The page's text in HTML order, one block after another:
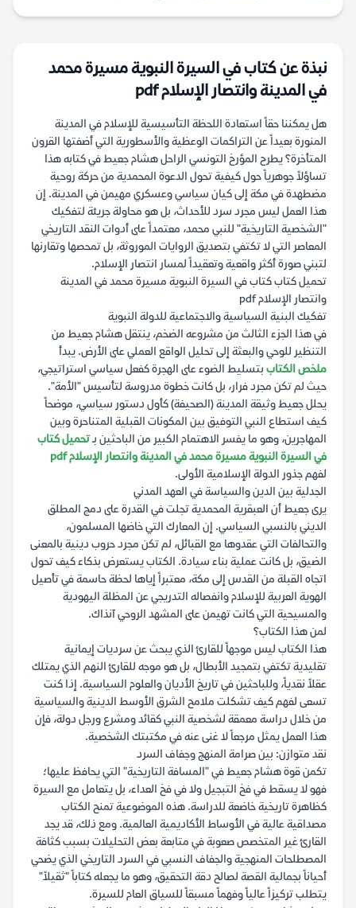
نبذة عن كتاب في السيرة النبوية مسيرة محمد
في المدينة وانتصار الإسلام pdf
هل يمكننا حقاً استعادة اللحظة التأسيسية للإسلام في المدينة
المنورة بعيداً عن التراكمات الوعظية والأسطورية التي أضفتها القرون
المتأخرة؟ يطرح المؤرخ التونسي الراحل هشام جعيط في كتابه هذا
تساؤلاً جوهرياً حول كيفية تحول الدعوة المحمدية من حركة روحية
مضطهدة في مكة إلى كيان سياسي وعسكري مهيمن في المدينة. إن
هذا العمل ليس مجرد سرد للأحداث، بل هو محاولة جريئة لتفكيك
"الشخصية التاريخية" للنبي محمد، معتمداً على أدوات النقد التاريخي
المعاصر التي لا تكتفي بتصديق الروايات الموروثة، بل تمحصها وتقارنها
لتبني صورة أكثر واقعية وتعقيداً لمسار انتصار الإسلام.
تحميل كتاب كتاب في السيرة النبوية مسيرة محمد في المدينة
وانتصار الإسلام pdf
تفكيك البنية السياسية والاجتماعية للدولة النبوية
في هذا الجزء الثالث من مشروعه الضخم، ينتقل هشام جعيط من
التنظير للوحي والبعثة إلى تحليل الواقع العملي على الأرض. يبدأ
ملخص الكتاب بتسليط الضوء على الهجرة كفعل سياسي استراتيجي،
حيث لم تكن مجرد فرار، بل كانت خطوة مدروسة لتأسيس "الأمة".
يحلل جعيط وثيقة المدينة (الصحيفة) كأول دستور سياسي، موضحاً
كيف استطاع النبي التوفيق بين المكونات القبلية المتناحرة وبين
المهاجرين، وهو ما يفسر الاهتمام الكبير من الباحثين بـتحميل كتاب
في السيرة النبوية مسيرة محمد في المدينة وانتصار الإسلام pdf
لفهم جذور الدولة الإسلامية الأولى.
الجدلية بين الدين والسياسة في العهد المدني
يرى جعيط أن العبقرية المحمدية تجلت في القدرة على دمج المطلق
الديني بالنسبي السياسي. إن المعارك التي خاضها المسلمون،
والتحالفات التي عقدوها مع القبائل، لم تكن مجرد حروب دينية بالمعنى
الضيق، بل كانت عملية بناء سيادة. الكتاب يستعرض بذكاء كيف تحول
اتجاه القبلة من القدس إلى مكة، معتبراً إياها لحظة حاسمة في تأصيل
الهوية العربية للإسلام وانفصاله التدريجي عن المظلة اليهودية
والمسيحية التي كانت تهيمن على المشهد الروحي آنذاك.
لمن هذا الكتاب؟
هذا الكتاب ليس موجهاً للقارئ الذي يبحث عن سرديات إيمانية
تقليدية تكتفي بتمجيد الأبطال، بل هو موجه للقارئ النهم الذي يمتلك
عقلاً نقدياً، وللباحثين في تاريخ الأديان والعلوم السياسية. إذا كنت
تسعى لفهم كيف تشكلت ملامح الشرق الأوسط الدينية والسياسية
من خلال دراسة معمقة لشخصية النبي كقائد ومشرع ورجل دولة، فإن
هذا العمل يمثل مرجعاً لا غنى عنه في مكتبتك الشخصية.
نقد متوازن: بين صرامة المنهج وجفاف السرد
تكمن قوة هشام جعيط في "المسافة التاريخية" التي يحافظ عليها؛
فهو لا يسقط في فخ التبجيل ولا في فخ العداء، بل يتعامل مع السيرة
كظاهرة تاريخية خاضعة للدراسة. هذه الموضوعية تمنح الكتاب
مصداقية عالية في الأوساط الأكاديمية العالمية. ومع ذلك، قد يجد
القارئ غير المتخصص صعوبة في متابعة بعض التحليلات بسبب كثافة
المصطلحات المنهجية والجفاف النسبي في السرد التاريخي الذي يضحي
أحياناً بجمالية القصة لصالح دقة التحقيق، وهو ما يجعله كتاباً "ثقيلاً"
يتطلب تركيزاً عالياً وفهماً مسبقاً للسياق العام للسيرة.